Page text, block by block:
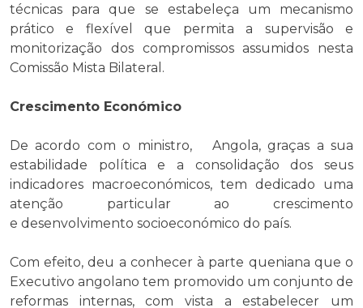
técnicas para que se estabeleça um mecanismo
prático e flexível que permita a supervisão e
monitorização dos compromissos assumidos nesta
Comissão Mista Bilateral.
Crescimento Económico
De acordo com o ministro, Angola, graças a sua
estabilidade política e a consolidação dos seus
indicadores macroeconómicos, tem dedicado uma
atenção particular ao crescimento
e desenvolvimento socioeconómico do país.
Com efeito, deu a conhecer à parte queniana que o
Executivo angolano tem promovido um conjunto de
reformas internas, com vista a estabelecer um